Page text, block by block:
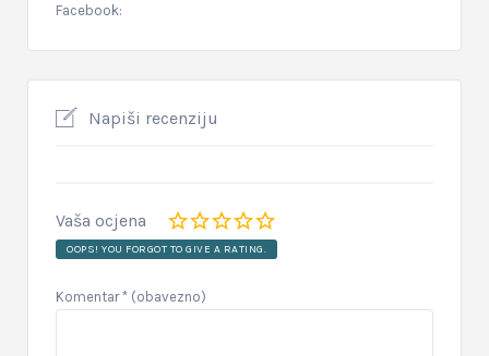
Facebook:
Napiši recenziju
Vaša ocjena
OOPS! YOU FORGOT TO GIVE A RATING.
Komentar* (obavezno)